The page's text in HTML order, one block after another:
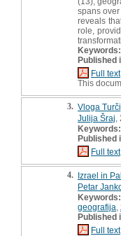
spans
reveals
role,
Keywords:
Published
Full text
This
3. Vloga
Julija Šraj
Keywords:
Published
Full text
4. Izrael in
Petar
Keywords:
geografija
Published
Full text